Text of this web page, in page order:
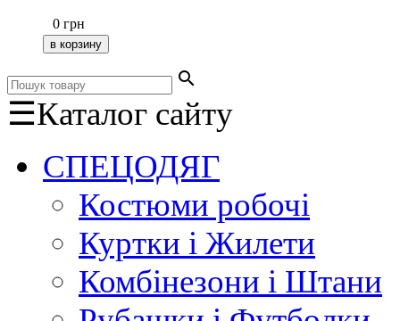
0 грн
search
☰Каталог сайту
СПЕЦОДЯГ
Костюми робочі
Куртки і Жилети
Комбінезони і Штани